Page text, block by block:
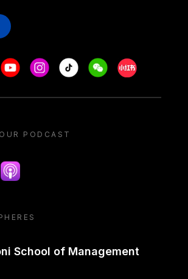
YoutubeInstagram
Tiktok WeechatXiaohongshu/
PODCAST
Apple podcast
School of Management